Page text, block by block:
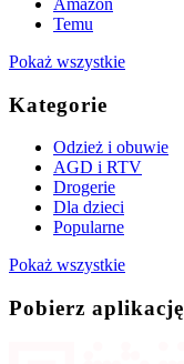
Temu
Pokaż wszystkie
Kategorie
Odzież i obuwie
AGD i RTV
Drogerie
Dla dzieci
Popularne
Pokaż wszystkie
Pobierz aplikację